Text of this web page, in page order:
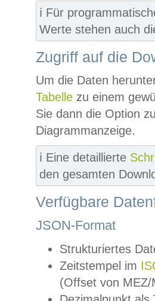
ℹ️ Für
Werte stehen auch
Zugriff auf die
Um die Daten
Tabelle zu einem
Sie dann die Option
Diagrammanzeige.
ℹ️ Eine detaillierte
den gesamten
Verfügbare
JSON-Format
Strukturiertes
Zeitstempel im
(Offset von MEZ/